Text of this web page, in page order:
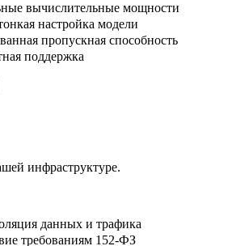
вычислительные мощности
настройка модели
пропускная способность
поддержка
инфраструктуре.
данных и трафика
требованиям 152-ФЗ